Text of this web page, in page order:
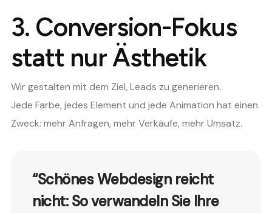
3. Conversion-Fokus
statt nur Ästhetik
Wir gestalten mit dem Ziel, Leads zu generieren.
Jede Farbe, jedes Element und jede Animation hat einen
Zweck: mehr Anfragen, mehr Verkäufe, mehr Umsatz.
“Schönes Webdesign reicht
nicht: So verwandeln Sie Ihre